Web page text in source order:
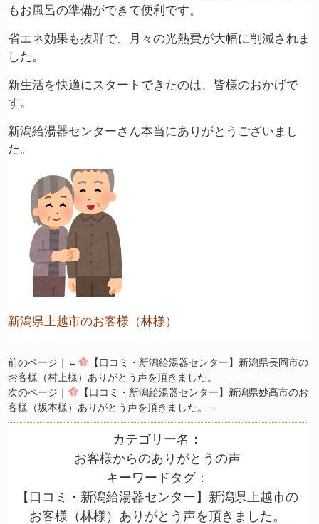
もお風呂の準備ができて便利です。
省エネ効果も抜群で、月々の光熱費が大幅に削減されま
した。
新生活を快適にスタートできたのは、皆様のおかげで
す。
新潟給湯器センターさん本当にありがとうございまし
た。
新潟県上越市のお客様（林様）
前のページ｜←
【口コミ・新潟給湯器センター】新潟県長岡市の
お客様（村上様）ありがとう声を頂きました。
次のページ｜
【口コミ・新潟給湯器センター】新潟県妙高市のお
客様（坂本様）ありがとう声を頂きました。
→
カテゴリー名：
お客様からのありがとうの声
キーワードタグ：
【口コミ・新潟給湯器センター】新潟県上越市の
お客様（林様）ありがとう声を頂きました。